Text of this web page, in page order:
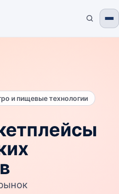
и пищевые технологии